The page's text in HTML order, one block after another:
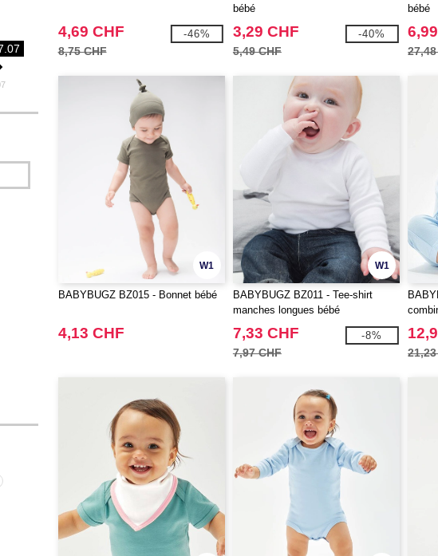
4,69 CHF
8,75 CHF
-46%
bébé
3,29 CHF
5,49 CHF
-40%
bébé
W1
BABYBUGZ BZ015 - Bonnet bébé
4,13 CHF
W1
BABYBUGZ BZ011 - Tee-shirt
manches longues bébé
7,33 CHF
7,97 CHF
-8%